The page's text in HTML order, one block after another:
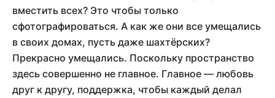
вместить всех? Это чтобы только
сфотографироваться. А как же они все умещались
в своих домах, пусть даже шахтёрских?
Прекрасно умещались. Поскольку пространство
здесь совершенно не главное. Главное — любовь
друг к другу, поддержка, чтобы каждый делал